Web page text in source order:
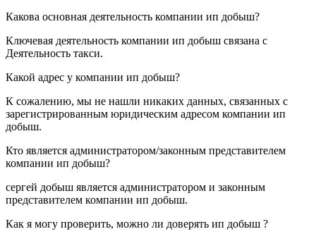
Какова основная деятельность компании ип добыш?
Ключевая деятельность компании ип добыш связана с
Деятельность такси.
Какой адрес у компании ип добыш?
К сожалению, мы не нашли никаких данных, связанных с
зарегистрированным юридическим адресом компании ип
добыш.
Кто является администратором/законным представителем
компании ип добыш?
сергей добыш является администратором и законным
представителем компании ип добыш.
Как я могу проверить, можно ли доверять ип добыш ?